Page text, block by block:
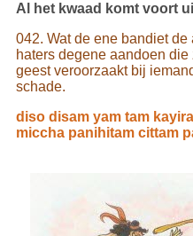
Al het kwaad komt voort
042. Wat de ene bandiet
haters degene aandoen
geest veroorzaakt bij
schade.
diso disam yam tam
miccha panihitam cittam